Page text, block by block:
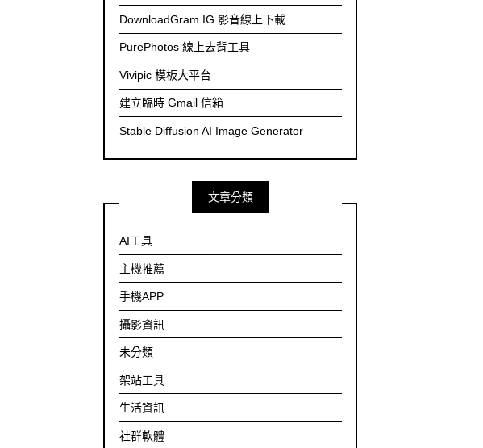
DownloadGram IG 影音線上下載
PurePhotos 線上去背工具
Vivipic 模板大平台
建立臨時 Gmail 信箱
Stable Diffusion AI Image Generator
文章分類
AI工具
主機推薦
手機APP
攝影資訊
未分類
架站工具
生活資訊
社群軟體